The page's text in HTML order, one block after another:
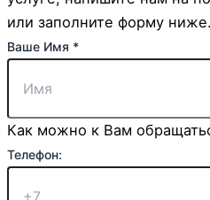
или заполните форму ниже.
Чекбокс
Имя
Ваше Имя *
Как можно к Вам
Телефон: